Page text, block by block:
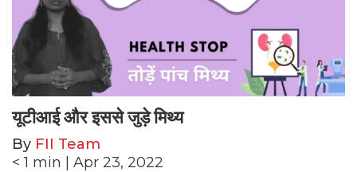
यूटीआई और इससे जुड़े मिथ्य
By FII Team
< 1 min | Apr 23, 2022